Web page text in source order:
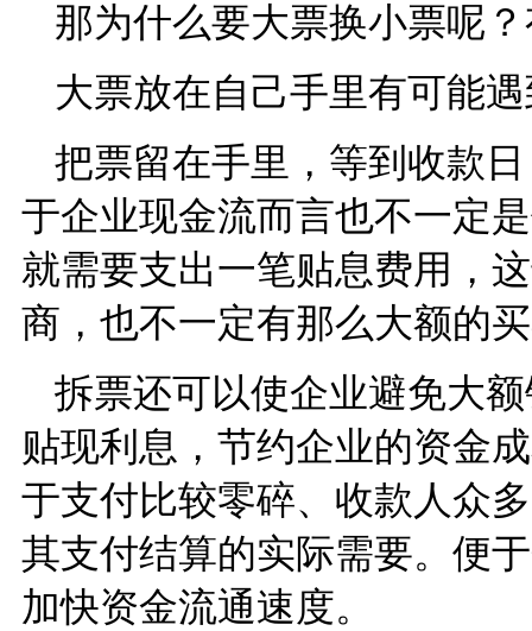
那为什么要大票换小票呢
大票放在自己手里有可能
把票留在手里，等到收款
于企业现金流而言也不一定
就需要支出一笔贴息费用，
商，也不一定有那么大额的
拆票还可以使企业避免大
贴现利息，节约企业的资金
于支付比较零碎、收款人众
其支付结算的实际需要。便
加快资金流通速度。